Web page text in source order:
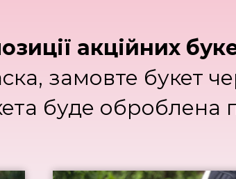
акційних
замовте букет
буде оброблена